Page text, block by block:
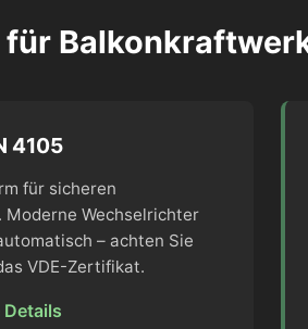
4105
für sicheren
Moderne Wechselrichter
– achten Sie
VDE-Zertifikat.